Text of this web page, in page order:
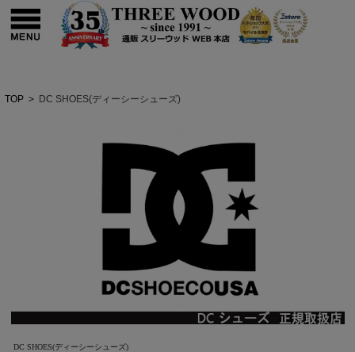
TOP > DC SHOES(ディーシーシューズ)
DC SHOES(ディーシーシューズ)